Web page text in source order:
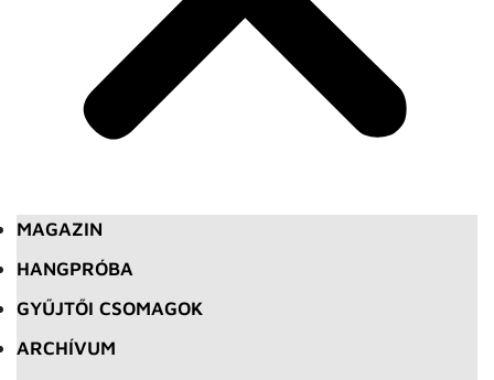
MAGAZIN
HANGPRÓBA
GYŰJTŐI CSOMAGOK
ARCHÍVUM